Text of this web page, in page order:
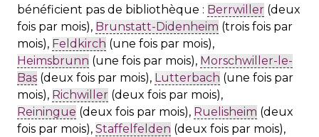
bénéficient pas de bibliothèque : Berrwiller (deux
fois par mois), Brunstatt-Didenheim (trois fois par
mois), Feldkirch (une fois par mois),
Heimsbrunn (une fois par mois), Morschwiller-le-
Bas (deux fois par mois), Lutterbach (une fois par
mois), Richwiller (deux fois par mois),
Reiningue (deux fois par mois), Ruelisheim (deux
fois par mois), Staffelfelden (deux fois par mois),